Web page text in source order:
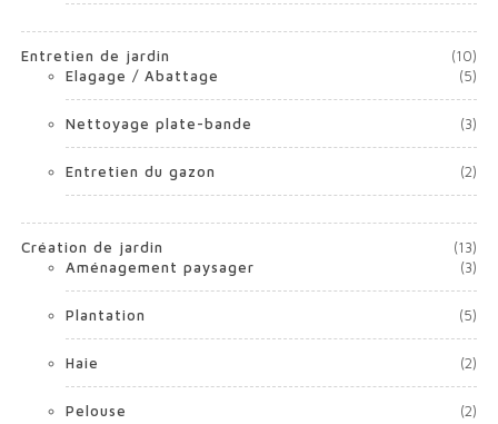
Entretien de jardin
(10)
Elagage / Abattage
(5)
Nettoyage plate-bande (3)
Entretien du gazon (2)
Création de jardin
(13)
Aménagement paysager
(3)
Plantation (5)
Haie (2)
Pelouse (2)